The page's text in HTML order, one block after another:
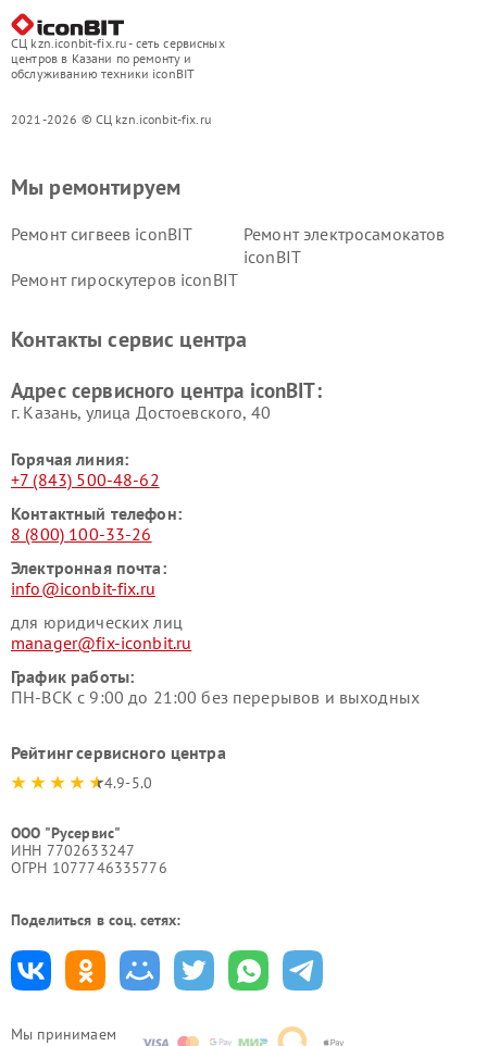
СЦ kzn.iconbit-fix.ru - сеть сервисных
центров в Казани по ремонту и
обслуживанию техники iconBIT
2021-2026 © СЦ kzn.iconbit-fix.ru
Мы принимаем
Мы ремонтируем
Ремонт сигвеев iconBIT
Ремонт электросамокатов
iconBIT
Ремонт гироскутеров iconBIT
Контакты сервис центра
Адрес сервисного центра iconBIT:
г. Казань, улица Достоевского, 40
Горячая линия:
+7 (843) 500-48-62
Контактный телефон:
8 (800) 100-33-26
Электронная почта:
info@iconbit-fix.ru
для юридических лиц
manager@fix-iconbit.ru
График работы:
ПН-ВСК с 9:00 до 21:00 без перерывов и выходных
Рейтинг сервисного центра
4.9-5.0
ООО "Русервис"
ИНН 7702633247
ОГРН 1077746335776
Поделиться в соц. сетях: